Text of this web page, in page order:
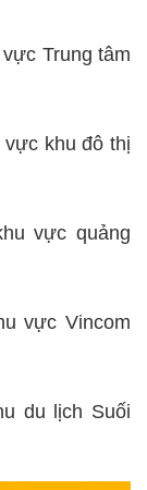
Trung tâm
khu đô thị
vực quảng
vực Vincom
du lịch Suối